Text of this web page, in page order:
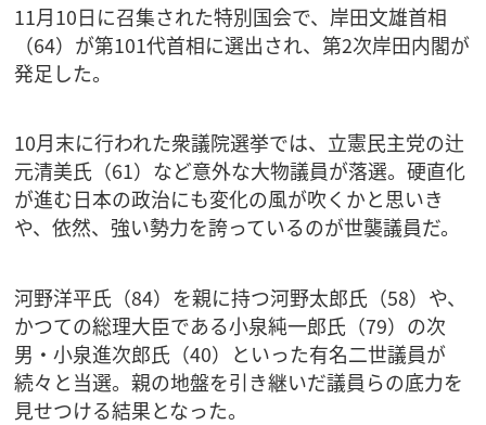
11月10日に召集された特別国会で、岸田文雄首相
（64）が第101代首相に選出され、第2次岸田内閣が
発足した。
10月末に行われた衆議院選挙では、立憲民主党の辻
元清美氏（61）など意外な大物議員が落選。硬直化
が進む日本の政治にも変化の風が吹くかと思いき
や、依然、強い勢力を誇っているのが世襲議員だ。
河野洋平氏（84）を親に持つ河野太郎氏（58）や、
かつての総理大臣である小泉純一郎氏（79）の次
男・小泉進次郎氏（40）といった有名二世議員が
続々と当選。親の地盤を引き継いだ議員らの底力を
見せつける結果となった。